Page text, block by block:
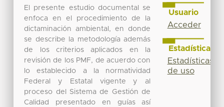
El presente estudio documental se
enfoca en el procedimiento de la
dictaminación ambiental, en donde
se describe la metodología además
de los criterios aplicados en la
revisión de los PMF, de acuerdo con
lo establecido a la normatividad
Federal y Estatal vigente y al
proceso del Sistema de Gestión de
Calidad presentado en guías así
Usuario
Acceder
Estadísticas
Estadísticas
de uso